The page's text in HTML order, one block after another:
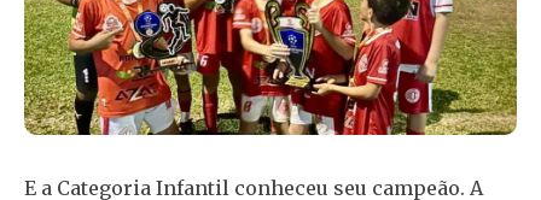
E a Categoria Infantil conheceu seu campeão. A